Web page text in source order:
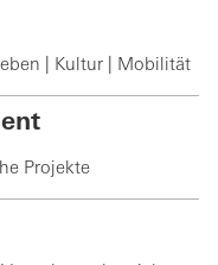
| Kultur | Mobilität
Projekte